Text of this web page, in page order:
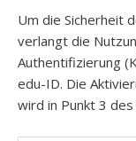
Um die Sicherheit
verlangt die
Authentifizierung
edu-ID. Die
wird in Punkt 3